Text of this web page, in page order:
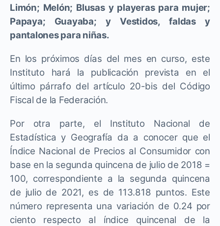
Limón; Melón; Blusas y playeras para mujer;
Papaya; Guayaba; y Vestidos, faldas y
pantalones para niñas.
En los próximos días del mes en curso, este
Instituto hará la publicación prevista en el
último párrafo del artículo 20-bis del Código
Fiscal de la Federación.
Por otra parte, el Instituto Nacional de
Estadística y Geografía da a conocer que el
Índice Nacional de Precios al Consumidor con
base en la segunda quincena de julio de 2018 =
100, correspondiente a la segunda quincena
de julio de 2021, es de 113.818 puntos. Este
número representa una variación de 0.24 por
ciento respecto al índice quincenal de la